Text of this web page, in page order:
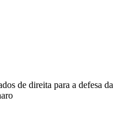
de direita para a defesa da